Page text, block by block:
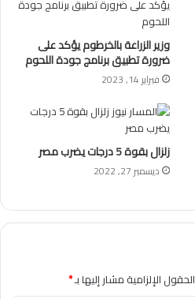
وزير الزراعة بالخرطوم يؤكد على
ضرورة تطبيق برنامج جودة اللحوم
فبراير 14, 2023
زلزال بقوة 5 درجات يضرب مصر
ديسمبر 27, 2022
الحقول الإلزامية مشار إليها بـ*